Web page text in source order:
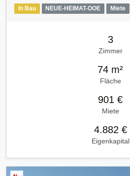
In Bau NEUE-HEIMAT-OOE Miete
3
Zimmer
74 m²
Fläche
901 €
Miete
4.882 €
Eigenkapital